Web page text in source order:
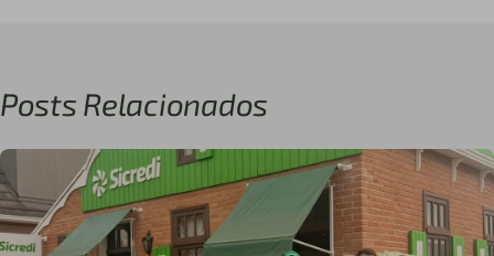
Posts Relacionados